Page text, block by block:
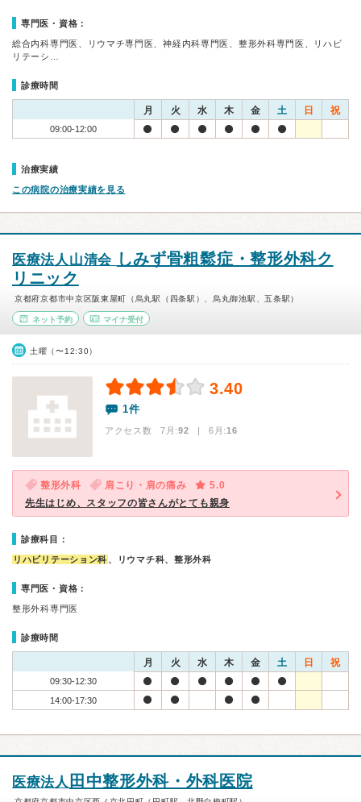
専門医・資格：
総合内科専門医、リウマチ専門医、神経内科専門医、整形外科専門医、リハビ
リテーシ…
診療時間
月 火 水 木 金 土 日 祝
09:00-12:00
治療実績
この病院の治療実績を見る
医療法人山清会 しみず骨粗鬆症・整形外科ク
リニック
京都府京都市中京区阪東屋町（烏丸駅（四条駅）、烏丸御池駅、五条駅）
ネット予約 マイナ受付
土曜（〜12:30）
3.40
1件
アクセス数 7月:92 | 6月:16
整形外科 肩こり・肩の痛み
5.0
先生はじめ、スタッフの皆さんがとても親身
診療科目：
リハビリテーション科 、リウマチ科、整形外科
専門医・資格：
整形外科専門医
診療時間
月 火 水 木 金 土 日 祝
09:30-12:30
14:00-17:30
医療法人 田中整形外科・外科医院